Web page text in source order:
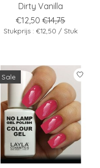
Dirty Vanilla
€12,50 €14,75
Stukprijs : €12,50 / Stuk
Sale